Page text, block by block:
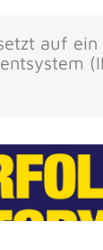
auf